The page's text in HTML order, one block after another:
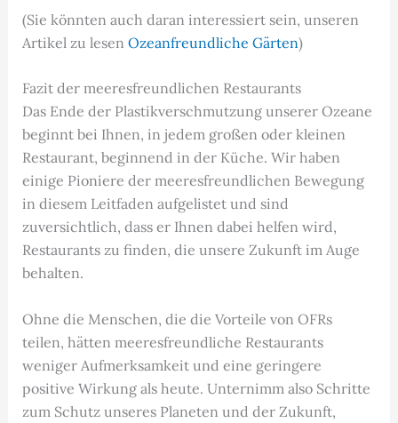
(Sie könnten auch daran interessiert sein, unseren
Artikel zu lesen Ozeanfreundliche Gärten)
Fazit der meeresfreundlichen Restaurants
Das Ende der Plastikverschmutzung unserer Ozeane
beginnt bei Ihnen, in jedem großen oder kleinen
Restaurant, beginnend in der Küche. Wir haben
einige Pioniere der meeresfreundlichen Bewegung
in diesem Leitfaden aufgelistet und sind
zuversichtlich, dass er Ihnen dabei helfen wird,
Restaurants zu finden, die unsere Zukunft im Auge
behalten.
Ohne die Menschen, die die Vorteile von OFRs
teilen, hätten meeresfreundliche Restaurants
weniger Aufmerksamkeit und eine geringere
positive Wirkung als heute. Unternimm also Schritte
zum Schutz unseres Planeten und der Zukunft,